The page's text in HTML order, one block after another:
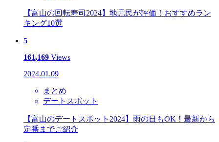
【富山の回転寿司2024】地元民が評価！おすすめラン
キング10選
5
161,169 Views
2024.01.09
まとめ
デートスポット
【富山のデートスポット2024】雨の日もOK！最新から
定番までご紹介